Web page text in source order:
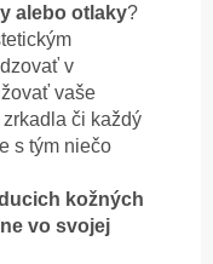
alebo otlaky?
v
vaše
či každý
s tým niečo
kožných
vo svojej